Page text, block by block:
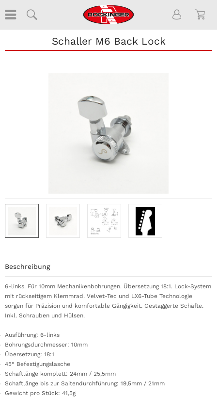
Schaller M6 Back Lock
Beschreibung
6-links. Für 10mm Mechanikenbohrungen. Übersetzung 18:1. Lock-System
mit rückseitigem Klemmrad. Velvet-Tec und LX6-Tube Technologie
sorgen für Präzision und komfortable Gängigkeit. Gestaggerte Schäfte.
Inkl. Schrauben und Hülsen.
Ausführung: 6-links
Bohrungsdurchmesser: 10mm
Übersetzung: 18:1
45° Befestigungslasche
Schaftlänge komplett: 24mm / 25,5mm
Schaftlänge bis zur Saitendurchführung: 19,5mm / 21mm
Gewicht pro Stück: 41,5g